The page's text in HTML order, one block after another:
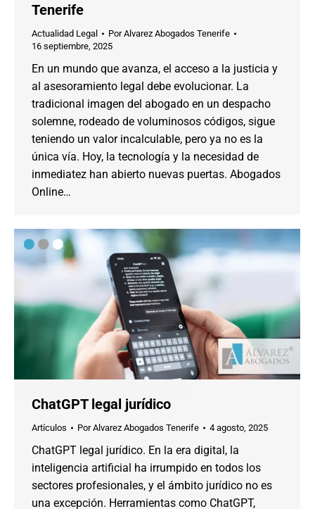
Tenerife
Actualidad Legal PorAlvarez Abogados Tenerife
16 septiembre, 2025
En un mundo que avanza, el acceso a la justicia y
al asesoramiento legal debe evolucionar. La
tradicional imagen del abogado en un despacho
solemne, rodeado de voluminosos códigos, sigue
teniendo un valor incalculable, pero ya no es la
única vía. Hoy, la tecnología y la necesidad de
inmediatez han abierto nuevas puertas. Abogados
Online…
ChatGPT legal jurídico
Artículos PorAlvarez Abogados Tenerife 4 agosto, 2025
ChatGPT legal jurídico. En la era digital, la
inteligencia artificial ha irrumpido en todos los
sectores profesionales, y el ámbito jurídico no es
una excepción. Herramientas como ChatGPT,